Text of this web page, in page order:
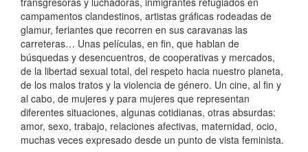
campamentos clandestinos, artistas gráficas rodeadas de
glamur, feriantes que recorren en sus caravanas las
carreteras… Unas películas, en fin, que hablan de
búsquedas y desencuentros, de cooperativas y mercados,
de la libertad sexual total, del respeto hacia nuestro planeta,
de los malos tratos y la violencia de género. Un cine, al fin y
al cabo, de mujeres y para mujeres que representan
diferentes situaciones, algunas cotidianas, otras absurdas:
amor, sexo, trabajo, relaciones afectivas, maternidad, ocio,
muchas veces expresado desde un punto de vista feminista.